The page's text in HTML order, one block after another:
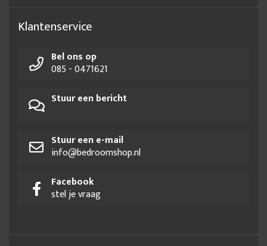
Klantenservice
Bel ons op
085 - 0471621
Stuur een bericht
Stuur een e-mail
info@bedroomshop.nl
Facebook
stel je vraag